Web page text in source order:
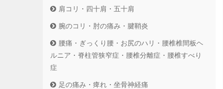
肩コリ・四十肩・五十肩
腕のコリ・肘の痛み・腱鞘炎
腰痛・ぎっくり腰・お尻のハリ・腰椎椎間板ヘ
ルニア・脊柱管狭窄症・腰椎分離症・腰椎すべり
症
足の痛み・痺れ・坐骨神経痛